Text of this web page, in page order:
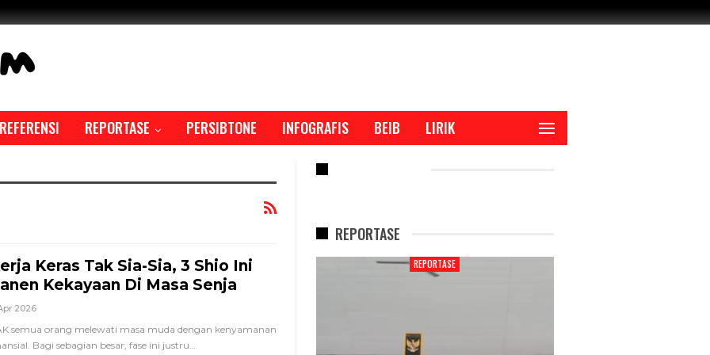
REFERENSI REPORTASE PERSIBTONE INFOGRAFIS BEIB LIRIK
Keras Tak Sia-Sia, 3 Shio Ini
Kekayaan Di Masa Senja
2026
semua orang melewati masa muda dengan kenyamanan
Bagi sebagian besar, fase ini justru
REPORTASE
REPORTASE REPORTASE